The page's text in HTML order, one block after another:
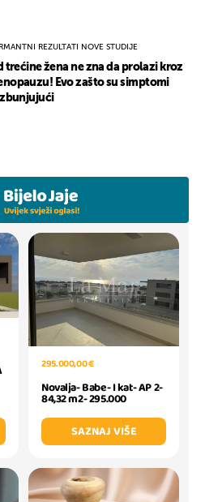
REZULTATI NOVE STUDIJE
trećine žena ne zna da prolazi kroz
Evo zašto su simptomi
295.000,00 €
Novalja- Babe- I kat- AP 2-
84,32 m2- 295.000
SAZNAJ VIŠE